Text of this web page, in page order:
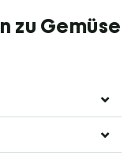
zu Gemüse